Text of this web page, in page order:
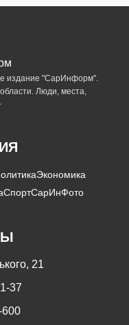
издание "СарИнформ".
Люди, места,
Экономика
СпортСарИнФото
21
37
600